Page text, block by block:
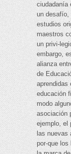
ciudadanía
un desafío,
estudios
maestros
un privi-
embargo,
alianza
de
aprendidas
educación
modo
asociación
ejemplo, el
las nuevas
por-que